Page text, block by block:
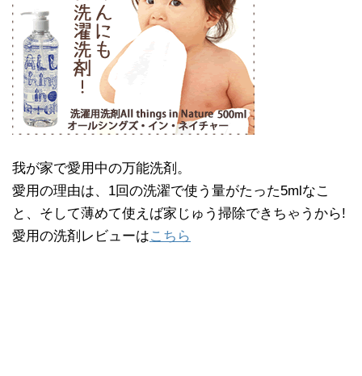
我が家で愛用中の万能洗剤。
愛用の理由は、1回の洗濯で使う量がたった5mlなこ
と、そして薄めて使えば家じゅう掃除できちゃうから!
愛用の洗剤レビューはこちら